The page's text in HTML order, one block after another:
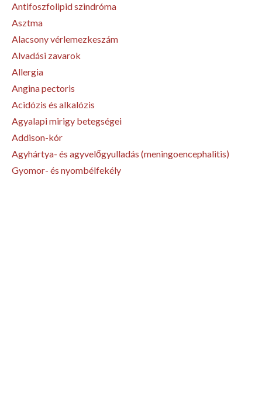
Antifoszfolipid szindróma
Asztma
Alacsony vérlemezkeszám
Alvadási zavarok
Allergia
Angina pectoris
Acidózis és alkalózis
Agyalapi mirigy betegségei
Addison-kór
Agyhártya- és agyvelőgyulladás (meningoencephalitis)
Gyomor- és nyombélfekély